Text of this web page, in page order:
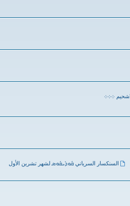
܀܀܀
السنكسار السرياني ܩܽܘܕܺܝܩܽܘܣ لشهر تشرين الأول